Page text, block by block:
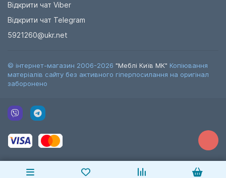
Відкрити чат Viber
Відкрити чат Telegram
5921260@ukr.net
© інтернет-магазин 2006-2026 "Меблі Київ МК" Копіювання
матеріалів сайту без активного гіперпосилання на оригінал
заборонено